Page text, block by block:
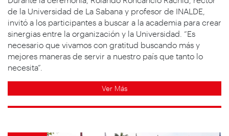
de la Universidad de La Sabana y profesor de INALDE,
invitó a los participantes a buscar a la academia para crear
sinergias entre la organización y la Universidad. “Es
necesario que vivamos con gratitud buscando más y
mejores maneras de servir a nuestro país que tanto lo
necesita”.
Ver Más